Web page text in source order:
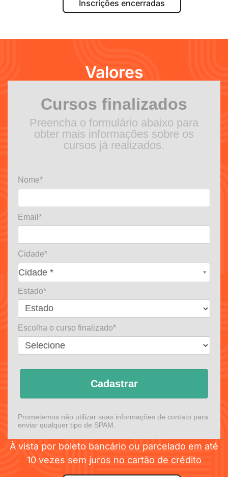
Inscrições encerradas
Valores
Cursos finalizados
Preencha o formulário abaixo para
obter mais informações sobre os
cursos já realizados.
Nome*
Email*
Cidade*
Cidade *
Cidade*
Estado*
Escolha o curso finalizado*
Cadastrar
Prometemos não utilizar suas informações de contato para
enviar qualquer tipo de SPAM.
À vista por boleto bancário ou parcelado em até
10 vezes sem juros no cartão de crédito